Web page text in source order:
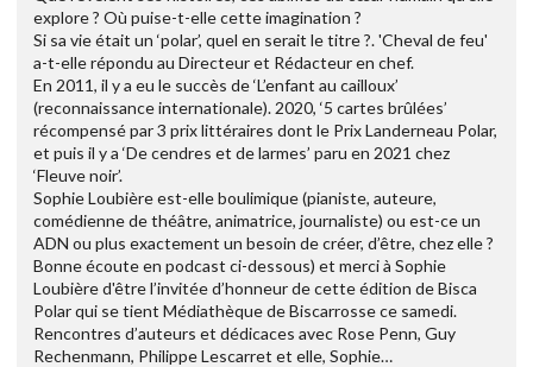
explore ? Où puise-t-elle cette imagination ?
Si sa vie était un ‘polar’, quel en serait le titre ?. 'Cheval de feu'
a-t-elle répondu au Directeur et Rédacteur en chef.
En 2011, il y a eu le succès de ‘L’enfant au cailloux’
(reconnaissance internationale). 2020, ‘5 cartes brûlées’
récompensé par 3 prix littéraires dont le Prix Landerneau Polar,
et puis il y a ‘De cendres et de larmes’ paru en 2021 chez
‘Fleuve noir’.
Sophie Loubière est-elle boulimique (pianiste, auteure,
comédienne de théâtre, animatrice, journaliste) ou est-ce un
ADN ou plus exactement un besoin de créer, d’être, chez elle ?
Bonne écoute en podcast ci-dessous) et merci à Sophie
Loubière d'être l’invitée d’honneur de cette édition de Bisca
Polar qui se tient Médiathèque de Biscarrosse ce samedi.
Rencontres d’auteurs et dédicaces avec Rose Penn, Guy
Rechenmann, Philippe Lescarret et elle, Sophie…